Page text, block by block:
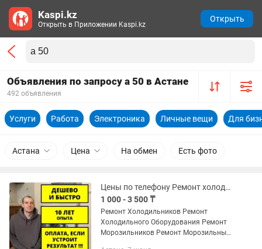
Объявления по запросу а 50 в Астане
492 объявления
Услуги Работа Электроника Личные вещи Для
Астана Цена На обмен Есть фото
Цены по телефону Ремонт холодильников Морозильников На дому Выезд
1 000 - 3 500 ₸
Ремонт Холодильников Ремонт
Холодильного Оборудования Ремонт
Морозильников Ремонт Морозильных
Kaspi.kz
Открыть в Приложении Kaspi.kz
Открыть